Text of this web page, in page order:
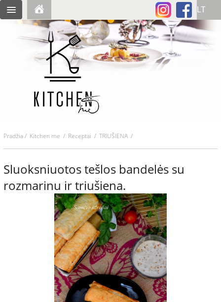
Pradžia/ Kitchen me / Receptai / TRIUŠIENA /
Sluoksniuotos tešlos bandelės su
rozmarinu ir triušiena.